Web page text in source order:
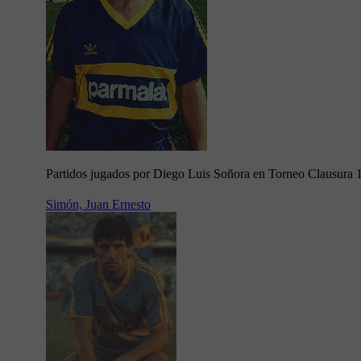
Partidos jugados por Diego Luis Soñora en Torneo Clausura
Simón, Juan Ernesto